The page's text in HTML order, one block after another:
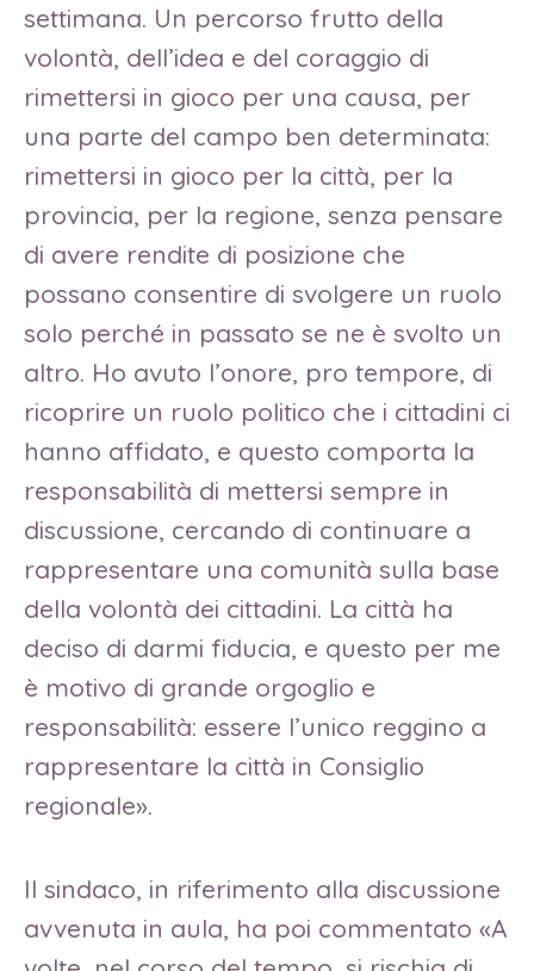
settimana. Un percorso frutto della
volontà, dell’idea e del coraggio di
rimettersi in gioco per una causa, per
una parte del campo ben determinata:
rimettersi in gioco per la città, per la
provincia, per la regione, senza pensare
di avere rendite di posizione che
possano consentire di svolgere un ruolo
solo perché in passato se ne è svolto un
altro. Ho avuto l’onore, pro tempore, di
ricoprire un ruolo politico che i cittadini ci
hanno affidato, e questo comporta la
responsabilità di mettersi sempre in
discussione, cercando di continuare a
rappresentare una comunità sulla base
della volontà dei cittadini. La città ha
deciso di darmi fiducia, e questo per me
è motivo di grande orgoglio e
responsabilità: essere l’unico reggino a
rappresentare la città in Consiglio
regionale».
Il sindaco, in riferimento alla discussione
avvenuta in aula, ha poi commentato «A